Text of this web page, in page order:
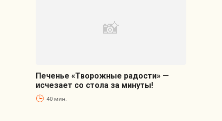
Печенье «Творожные радости» —
исчезает со стола за минуты!
40 мин.